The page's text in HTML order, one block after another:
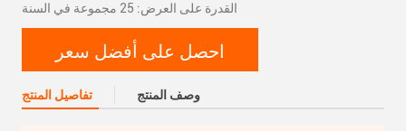
القدرة على العرض: 25 مجموعة في السنة
احصل على أفضل سعر
تفاصيل المنتج وصف المنتج